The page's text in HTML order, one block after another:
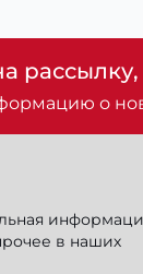
рассылку,
о
в наших